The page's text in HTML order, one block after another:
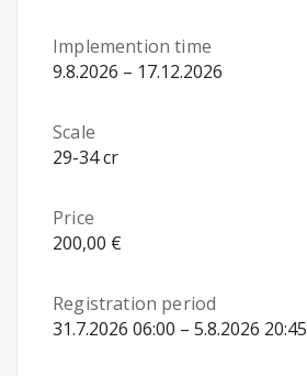
Implemention time
9.8.2026 – 17.12.2026
Scale
29-34 cr
Price
200,00 €
Registration period
31.7.2026 06:00 – 5.8.2026 20:45